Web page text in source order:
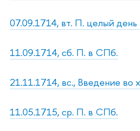
07.09.1714, вт. П. целый день
11.09.1714, сб. П. в СПб.
21.11.1714, вс., Введение
11.05.1715, ср. П. в СПб.